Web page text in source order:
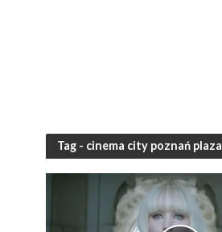
Tag - cinema city poznań plaza